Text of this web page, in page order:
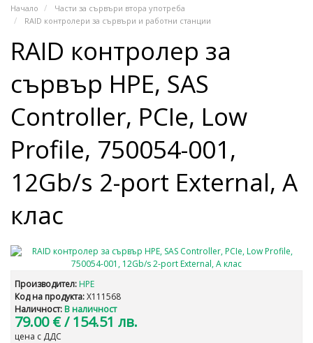
Начало
Части за сървъри втора употреба
RAID контролери за сървъри и работни станции
RAID контролер за
сървър HPE, SAS
Controller, PCIe, Low
Profile, 750054-001,
12Gb/s 2-port External, A
клас
Производител: HPE
Код на продукта:X111568
Наличност: В наличност
79.00 €/ 154.51 лв.
цена с ДДС